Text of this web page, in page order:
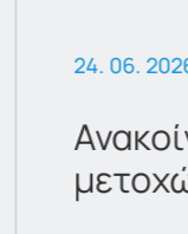
24. 06.